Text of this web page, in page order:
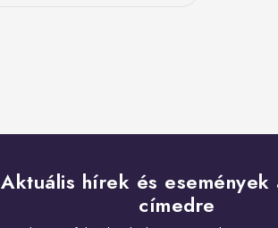
Aktuális hírek és események
címedre